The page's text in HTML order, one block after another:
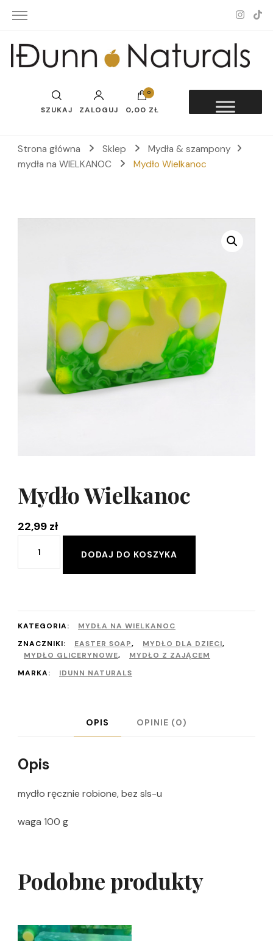
Idunn-Naturals
SZUKAJ ZALOGUJ
0
0,00 ZŁ
Strona główna Sklep
Mydła & szampony
mydła na WIELKANOC
Mydło Wielkanoc
Mydło Wielkanoc
22,99 zł
Mydło
DODAJ DO KOSZYKA
KATEGORIA:
MYDŁA NA WIELKANOC
ZNACZNIKI:
EASTER SOAP, MYDŁO DLA DZIECI,
MYDŁO GLICERYNOWE,
MYDŁO Z ZAJĄCEM
MARKA:
IDUNN NATURALS
OPIS OPINIE (0)
Opis
mydło ręcznie robione, bez sls-u
waga 100 g
Podobne produkty